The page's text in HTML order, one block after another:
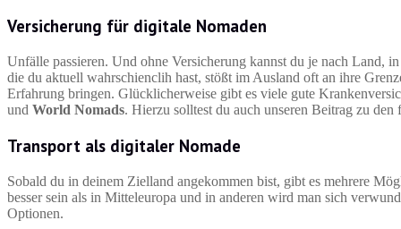
Versicherung für digitale Nomaden
Unfälle passieren. Und ohne Versicherung kannst du je nach Land,
die du aktuell wahrschienclih hast, stößt im Ausland oft an ihre
Erfahrung bringen. Glücklicherweise gibt es viele gute
und World Nomads. Hierzu solltest du auch unseren Beitrag zu den
Transport als digitaler Nomade
Sobald du in deinem Zielland angekommen bist, gibt es mehrere
besser sein als in Mitteleuropa und in anderen wird man sich
Optionen.